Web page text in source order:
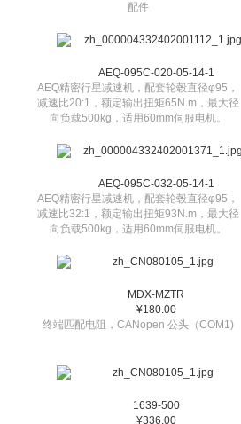
配件
AEQ-095C-020-05-14-1
AEQ精密行星减速机，配套轮毂直径φ95，
减速比20:1，额定输出扭矩65N.m，最大径
向负载500kg，适用60mm伺服电机。
AEQ-095C-032-05-14-1
AEQ精密行星减速机，配套轮毂直径φ95，
减速比32:1，额定输出扭矩93N.m，最大径
向负载500kg，适用60mm伺服电机。
MDX-MZTR
¥180.00
终端匹配电阻，CANopen 公头（COM1)
1639-500
¥336.00